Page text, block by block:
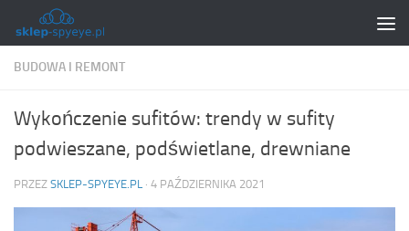
Skip to content
BUDOWA I REMONT
Wykończenie sufitów: trendy w sufity
podwieszane, podświetlane, drewniane
PRZEZ SKLEP-SPYEYE.PL · 4 PAŹDZIERNIKA 2021